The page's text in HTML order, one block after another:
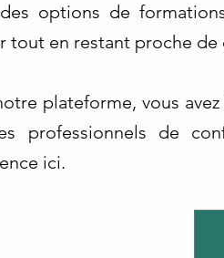
options de
tout en restant proche de
plateforme, vous
professionnels de
ici.